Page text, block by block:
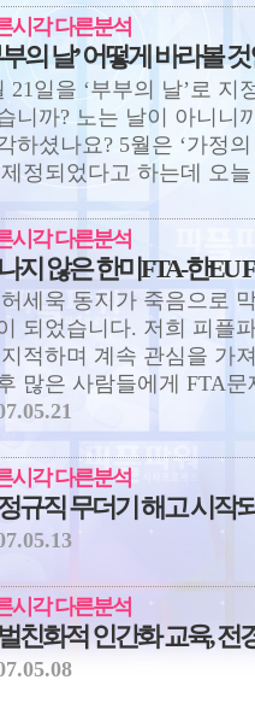
시각 다른분석
부의 날’ 어떻게 바라볼
21일을 ‘부부의 날’로
니까? 노는 날이 아니니
하셨나요? 5월은 ‘가정
정되었다고 하는데 오
시각 다른분석
지 않은 한미FTA-한EU
세욱 동지가 죽음으로
되었습니다. 저희 피플
적하며 계속 관심을 가
많은 사람들에게 FTA
시각 다른분석
규직 무더기 해고 시작
시각 다른분석
친화적 인간화 교육, 전